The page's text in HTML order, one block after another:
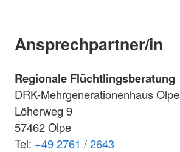
Ansprechpartner/in
Regionale Flüchtlingsberatung
DRK-Mehrgenerationenhaus Olpe
Löherweg 9
57462 Olpe
Tel: +49 2761 / 2643